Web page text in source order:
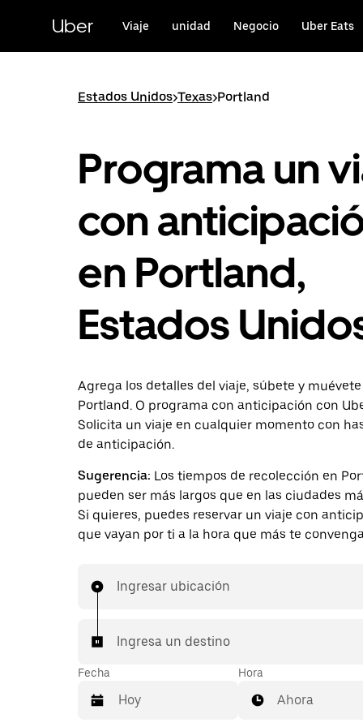
contenido
principal
Uber Viaje unidad Negocio Uber Eats
Estados Unidos>Texas>Portland
Programa un
con
en Portland,
Estados
Agrega los detalles del viaje, súbete y
Portland. O programa con anticipación con
Solicita un viaje en cualquier momento con
de anticipación.
Sugerencia: Los tiempos de recolección en
pueden ser más largos que en las ciudades
Si quieres, puedes reservar un viaje con
que vayan por ti a la hora que más te
Ingresar ubicación
Ingresa un destino
Fecha Hora
Ahora